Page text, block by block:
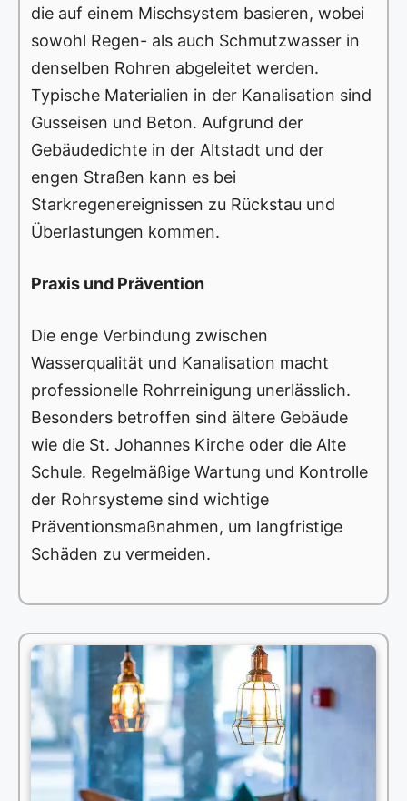
die auf einem Mischsystem basieren, wobei
sowohl Regen- als auch Schmutzwasser in
denselben Rohren abgeleitet werden.
Typische Materialien in der Kanalisation sind
Gusseisen und Beton. Aufgrund der
Gebäudedichte in der Altstadt und der
engen Straßen kann es bei
Starkregenereignissen zu Rückstau und
Überlastungen kommen.
Praxis und Prävention
Die enge Verbindung zwischen
Wasserqualität und Kanalisation macht
professionelle Rohrreinigung unerlässlich.
Besonders betroffen sind ältere Gebäude
wie die St. Johannes Kirche oder die Alte
Schule. Regelmäßige Wartung und Kontrolle
der Rohrsysteme sind wichtige
Präventionsmaßnahmen, um langfristige
Schäden zu vermeiden.